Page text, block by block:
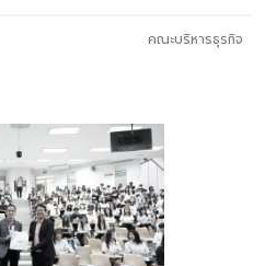
คณะบริหารธุรกิจ